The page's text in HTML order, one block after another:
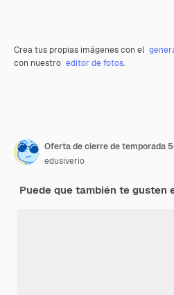
Crea tus propias imágenes con el
con nuestro editor de fotos.
edusiverio
Puede que también te gusten